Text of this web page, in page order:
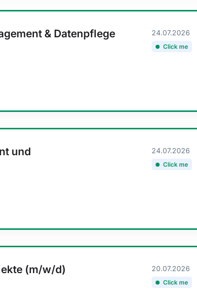
& Datenpflege
24.07.2026
Click me
und
24.07.2026
Click me
(m/w/d) 20.07.2026
Click me